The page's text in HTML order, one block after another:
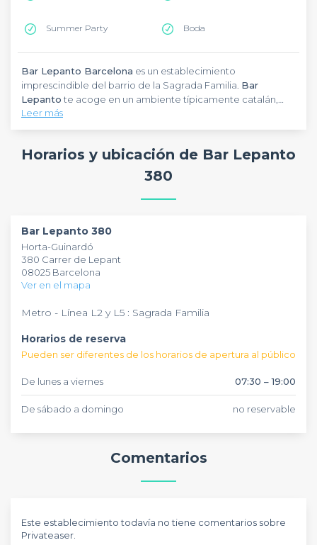
Summer Party Boda
Bar Lepanto Barcelona es un establecimiento
imprescindible del barrio de la Sagrada Familia. Bar
Lepanto te acoge en un ambiente típicamente catalán,
perfecto para tus eventos en grupo. Especializado en tapas
generosas y cocina mediterránea auténtica,Bar Lepanto
con compañeros. El establecimiento cuenta con una
hermosa terraza soleada y un espacio interior acogedor
que puede recibir a tus grupos.Bar Lepanto
carta variada de bebidas y tapas tradicionales, ideal para
en un ambiente cordial y relajado.
Leer más
Horarios y ubicación de Bar Lepanto
380
Bar Lepanto 380
Horta-Guinardó
380 Carrer de Lepant
08025 Barcelona
Ver en el mapa
Metro - Línea L2 y L5 : Sagrada Familia
Horarios de reserva
Pueden ser diferentes de los horarios de apertura al público
De lunes a viernes 07:30 – 19:00
De sábado a domingo no reservable
Comentarios
Este establecimiento todavía no tiene comentarios sobre
Privateaser.